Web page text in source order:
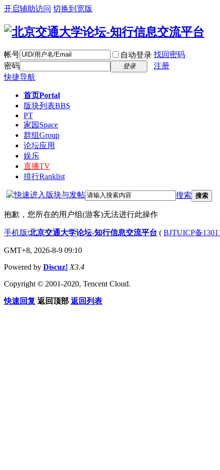
开启辅助访问 切换到宽版
帐号 自动登录 找回密码
密码
登录
注册
快捷导航
首页Portal
版块列表BBS
PT
家园 Space
群组Group
论坛应用
娱乐
直播TV
排行Ranklist
搜索 搜索
抱歉，您所在的用户组(游客)无法进行此操作
手机版|北京交通大学论坛-知行信息交流平台 ( BJTUICP备
GMT+8, 2026-8-9 09:10
Powered by Discuz! X3.4
Copyright © 2001-2020, Tencent Cloud.
快速回复 返回顶部 返回列表